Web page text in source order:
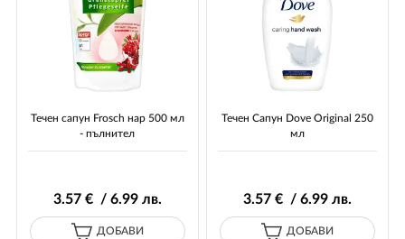
Течен сапун Frosch нар 500 мл
- пълнител
3.57€ / 6.99лв.
ДОБАВИ
Течен Сапун Dove Original 250
мл
3.57 € / 6.99 лв.
ДОБАВИ